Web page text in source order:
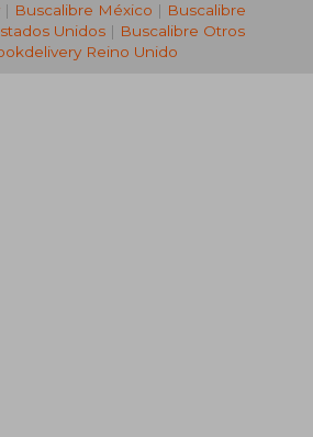
| Buscalibre México | Buscalibre
Unidos| Buscalibre Otros
Reino Unido